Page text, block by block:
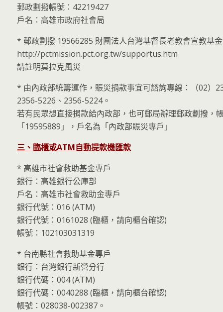
郵政劃撥帳號：42219427
戶名：高雄市政府社會局
* 郵政劃撥 19566285 財團法人台灣基督長老教會宣教基
http://pctmission.pct.org.tw/supportus.htm
請註明莫拉克風災
* 由內政部統籌運作，賑災捐款事宜可諮詢專線：（02）
2356-5226、2356-5224。
若有民眾想直接捐款給內政部，也可郵局辦理郵政劃撥，
「19595889」，戶名為「內政部賑災專戶」
三、臨櫃或ATM自動提款機匯款
* 高雄市社會救助基金專戶
銀行：高雄銀行公庫部
戶名：高雄市社會救助金專戶
銀行代號：016 (ATM)
銀行代號：0161028 (臨櫃，請向櫃台確認)
帳號：102103031319
* 台南縣社會救助基金專戶
銀行：台灣銀行新營分行
銀行代碼：004 (ATM)
銀行代碼：0040288 (臨櫃，請向櫃台確認)
帳號：028038-002387。